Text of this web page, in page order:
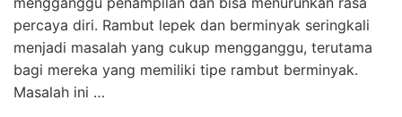
percaya diri. Rambut lepek dan berminyak seringkali
menjadi masalah yang cukup mengganggu, terutama
bagi mereka yang memiliki tipe rambut berminyak.
Masalah ini …